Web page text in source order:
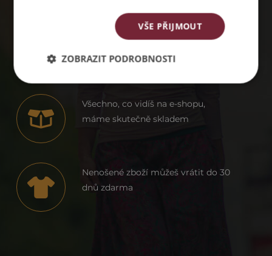
Dodáváme ženám sebevědomí už
Všechno, co vidíš na e-shopu,
máme skutečně skladem
Nenošené zboží můžeš vrátit do 30
dnů zdarma
VŠE PŘIJMOUT
ZOBRAZIT PODROBNOSTI